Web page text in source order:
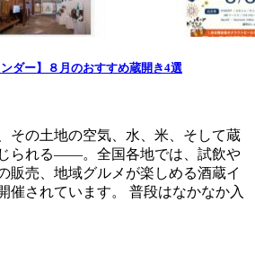
ンダー】８月のおすすめ蔵開き4選
その土地の空気、水、米、そして蔵
られる——。全国各地では、試飲や
販売、地域グルメが楽しめる酒蔵イ
催されています。 普段はなかなか入